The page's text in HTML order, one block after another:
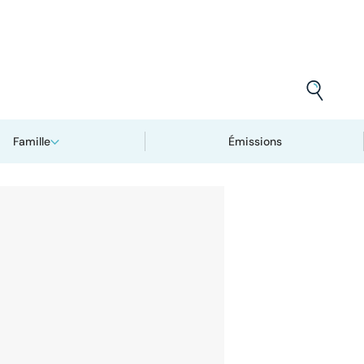
Famille Émissions